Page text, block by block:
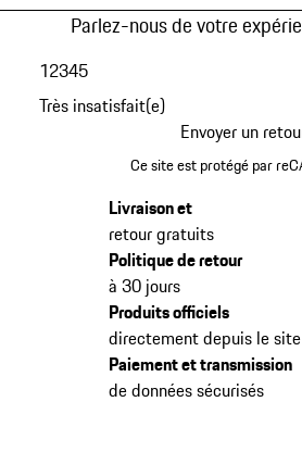
Parlez-nous de votre
Très insatisfait(e)
12345
Envoyer un
Ce site est protégé par
Livraison et
retour gratuits
Politique de retour
à 30 jours
Produits officiels
directement depuis le
Paiement et transmission
de données sécurisés